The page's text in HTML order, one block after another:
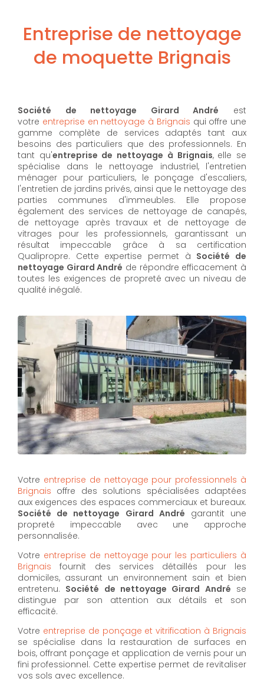
Entreprise de nettoyage
de moquette Brignais
Société de nettoyage Girard André est
votre entreprise en nettoyage à Brignais qui offre une
gamme complète de services adaptés tant aux
besoins des particuliers que des professionnels. En
tant qu'entreprise de nettoyage à Brignais, elle se
spécialise dans le nettoyage industriel, l'entretien
ménager pour particuliers, le ponçage d'escaliers,
l'entretien de jardins privés, ainsi que le nettoyage des
parties communes d'immeubles. Elle propose
également des services de nettoyage de canapés,
de nettoyage après travaux et de nettoyage de
vitrages pour les professionnels, garantissant un
résultat impeccable grâce à sa certification
Qualipropre. Cette expertise permet à Société de
nettoyage Girard André de répondre efficacement à
toutes les exigences de propreté avec un niveau de
qualité inégalé.
Votre entreprise de nettoyage pour professionnels à
Brignais offre des solutions spécialisées adaptées
aux exigences des espaces commerciaux et bureaux.
Société de nettoyage Girard André garantit une
propreté impeccable avec une approche
personnalisée.
Votre entreprise de nettoyage pour les particuliers à
Brignais fournit des services détaillés pour les
domiciles, assurant un environnement sain et bien
entretenu. Société de nettoyage Girard André se
distingue par son attention aux détails et son
efficacité.
Votre entreprise de ponçage et vitrification à Brignais
se spécialise dans la restauration de surfaces en
bois, offrant ponçage et application de vernis pour un
fini professionnel. Cette expertise permet de revitaliser
vos sols avec excellence.